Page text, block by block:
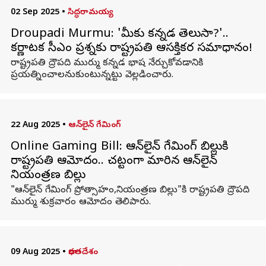
02 Sep 2025 • సిద్ధరామయ్య
Droupadi Murmu: 'మీకు కన్నడ తెలుసా?'..
కర్ణాటక సీఎం ప్రశ్నకు రాష్ట్రపతి ఆసక్తికర సమాధానం!
రాష్ట్రపతి ద్రౌపది ముర్ము కన్నడ భాష నేర్చుకోవడానికి
ప్రయత్నించాలనుకుంటున్నట్టు వెల్లడించారు.
22 Aug 2025 • ఆన్‌లైన్ గేమింగ్
Online Gaming Bill: ఆన్‌లైన్ గేమింగ్ బిల్లుకి
రాష్ట్రపతి ఆమోదం.. చట్టంగా మారిన ఆన్‌లైన్
నియంత్రణ బిల్లు
"ఆన్‌లైన్ గేమింగ్ ప్రోత్సాహం,నియంత్రణ బిల్లు"కి రాష్ట్రపతి ద్రౌపది
ముర్ము శుక్రవారం ఆమోదం తెలిపారు.
09 Aug 2025 • భారతదేశం